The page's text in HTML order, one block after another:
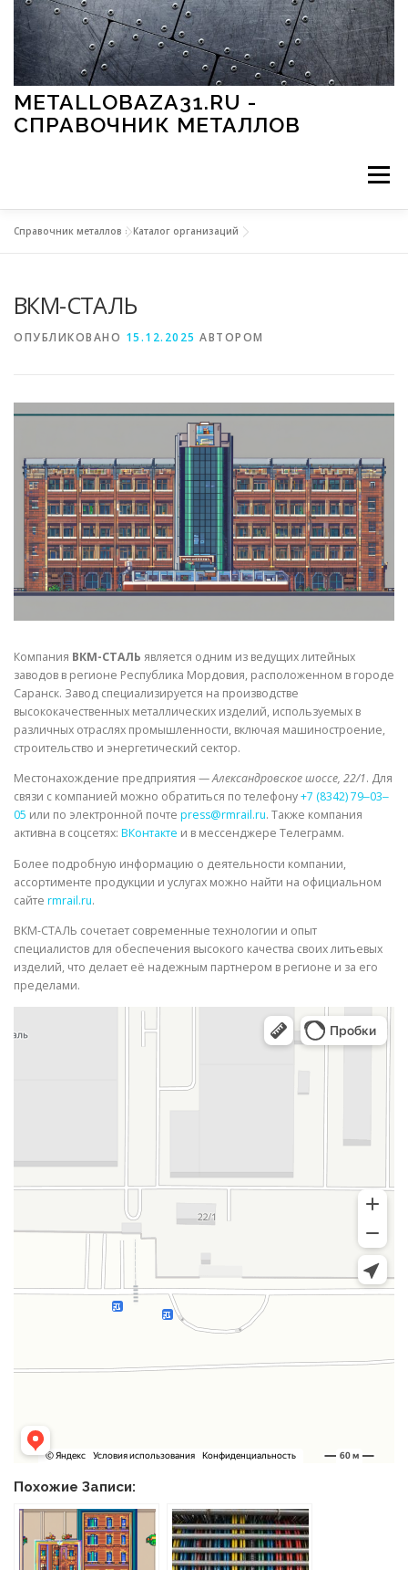
Перейти к содержимому
METALLOBAZA31.RU -
СПРАВОЧНИК МЕТАЛЛОВ
Меню
МЕТАЛЛЫ И ОКРУЖАЮЩАЯ СРЕДА
СВОЙСТВА МЕТАЛЛОВ СОРТА МЕТАЛЛОВ
СТАТЬИ
Справочник металлов »Каталог организаций
ВКМ-СТАЛЬ
ОПУБЛИКОВАНО 15.12.2025 АВТОРОМ
Компания ВКМ-СТАЛЬ является одним из ведущих литейных
заводов в регионе Республика Мордовия, расположенном в городе
Саранск. Завод специализируется на производстве
высококачественных металлических изделий, используемых в
различных отраслях промышленности, включая машиностроение,
строительство и энергетический сектор.
Местонахождение предприятия —Александровское шоссе, 22/1. Для
связи с компанией можно обратиться по телефону+7 (8342) 79‒03‒
05 или по электронной почте press@rmrail.ru. Также компания
активна в соцсетях: ВКонтакте и в мессенджере Телеграмм.
Более подробную информацию о деятельности компании,
ассортименте продукции и услугах можно найти на официальном
сайте rmrail.ru.
ВКМ-СТАЛЬ сочетает современные технологии и опыт
специалистов для обеспечения высокого качества своих литьевых
изделий, что делает её надежным партнером в регионе и за его
пределами.
Похожие Записи: